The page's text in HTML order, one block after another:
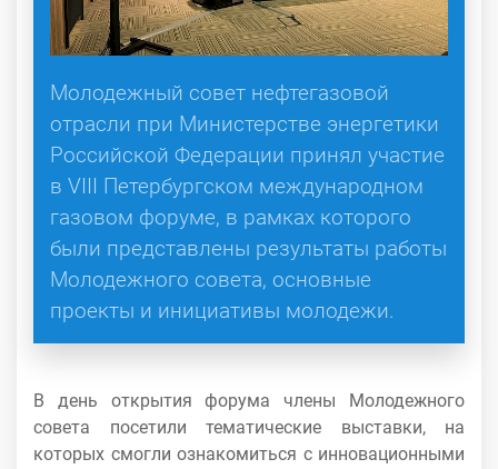
Молодежный совет нефтегазовой
отрасли при Министерстве энергетики
Российской Федерации принял участие
в VIII Петербургском международном
газовом форуме, в рамках которого
были представлены результаты работы
Молодежного совета, основные
проекты и инициативы молодежи.
В день открытия форума члены Молодежного
совета посетили тематические выставки, на
которых смогли ознакомиться с инновационными